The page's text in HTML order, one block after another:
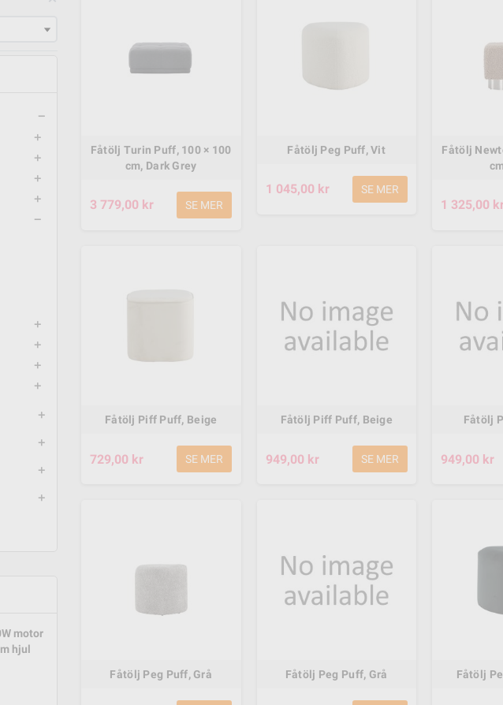
remove
add
add
add
add
remove
add
add
add
add
add
add
add
add
4 949,00 kr
3 779,00 kr
Fåtölj Turin Puff, 100 × 100
cm, Dark Grey
3 779,00 kr SE MER
Fåtölj Peg Puff, Vit
1 045,00 kr SE MER
Fåtölj
1 325,00
Fåtölj Piff Puff, Beige
729,00 kr SE MER
Fåtölj Piff Puff, Beige
949,00 kr SE MER
Fåtölj
949,00 kr
Fåtölj Peg Puff, Grå Fåtölj Peg Puff, Grå Fåtölj